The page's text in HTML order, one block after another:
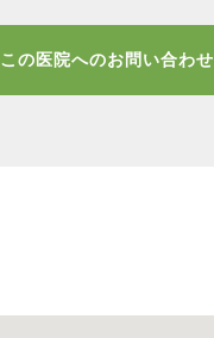
この医院へのお問い合わせ